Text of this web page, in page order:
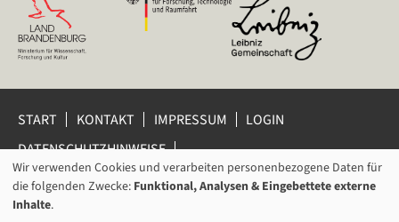
START KONTAKT IMPRESSUM
LOGIN
DATENSCHUTZHINWEISE
DATENSCHUTZ-EINSTELLUNGEN
HINWEISGEBERSCHUTZ
VERWENDUNG
VON
Wir verwenden Cookies und verarbeiten personenbezogene Daten für
die folgenden Zwecke: Funktional, Analysen & Eingebettete externe
Inhalte.